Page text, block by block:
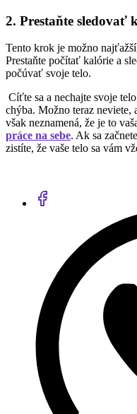
2. Prestaňte sledovať
Tento krok je možno
Prestaňte počítať kalórie a
počúvať svoje telo.
Cíťte sa a nechajte svoje
chýba. Možno teraz
však neznamená, že je to
práce na sebe. Ak sa
zistíte, že vaše telo sa vám